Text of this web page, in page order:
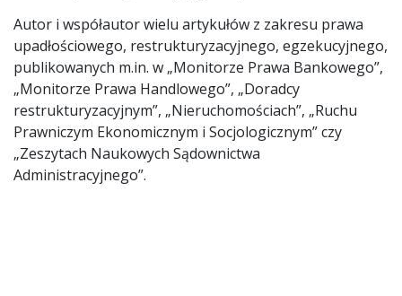
Autor i współautor wielu artykułów z zakresu prawa
upadłościowego, restrukturyzacyjnego, egzekucyjnego,
publikowanych m.in. w „Monitorze Prawa Bankowego”,
„Monitorze Prawa Handlowego”, „Doradcy
restrukturyzacyjnym”, „Nieruchomościach”, „Ruchu
Prawniczym Ekonomicznym i Socjologicznym” czy
„Zeszytach Naukowych Sądownictwa
Administracyjnego”.